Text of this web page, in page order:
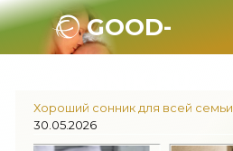
GOOD-
Хороший сонник для всей семьи.
30.05.2026